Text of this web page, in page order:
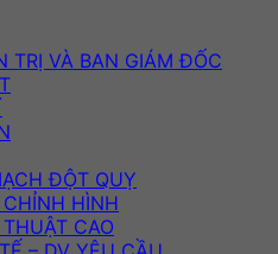
TRỊ VÀ BAN GIÁM ĐỐC
ĐỘT QUỴ
HÌNH
CAO